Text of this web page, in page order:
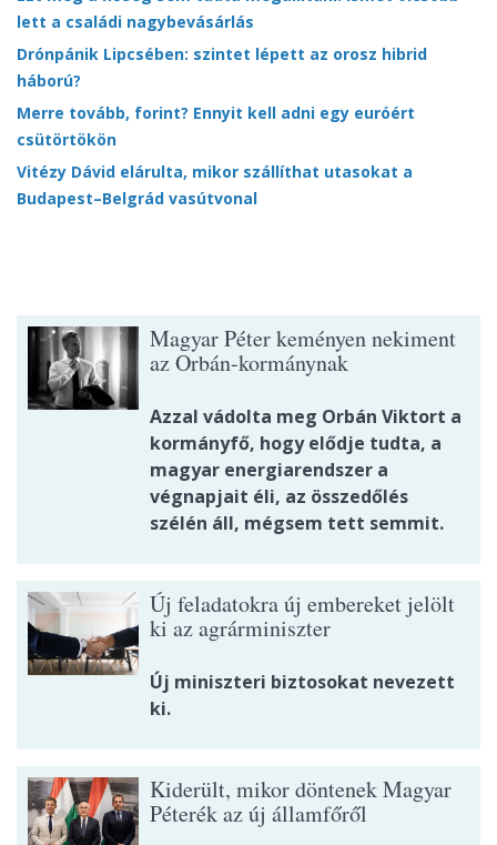
lett a családi nagybevásárlás
Drónpánik Lipcsében: szintet lépett az orosz hibrid
háború?
Merre tovább, forint? Ennyit kell adni egy euróért
csütörtökön
Vitézy Dávid elárulta, mikor szállíthat utasokat a
Budapest–Belgrád vasútvonal
Magyar Péter keményen nekiment
az Orbán-kormánynak
Azzal vádolta meg Orbán Viktort a
kormányfő, hogy elődje tudta, a
magyar energiarendszer a
végnapjait éli, az összedőlés
szélén áll, mégsem tett semmit.
Új feladatokra új embereket jelölt
ki az agrárminiszter
Új miniszteri biztosokat nevezett
ki.
Kiderült, mikor döntenek Magyar
Péterék az új államfőről